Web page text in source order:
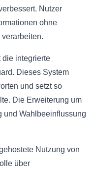
Nutzer
ohne
die integrierte
Dieses System
und setzt so
Die Erweiterung um
und Wahlbeeinflussung
Nutzung von
über